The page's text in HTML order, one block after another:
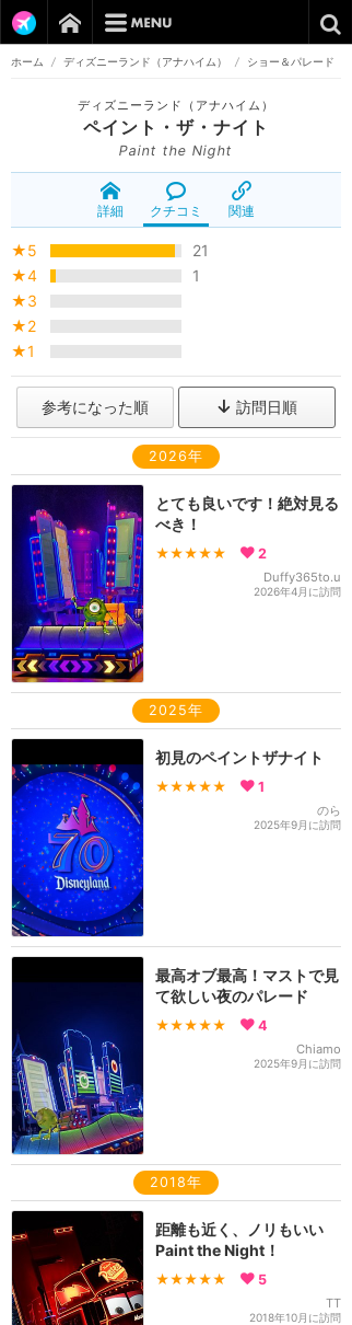
ホーム / ディズニーランド（アナハイム） / ショー＆パレード
ディズニーランド（アナハイム）
ペイント・ザ・ナイト
Paint the Night
詳細 クチコミ 関連
★5
21
★4
1
★3
★2
★1
参考になった順 訪問日順
2026年
とても良いです！絶対見る
べき！
★★★★★ 2
Duffy365to.u
2026年4月に訪問
2025年
初見のペイントザナイト
★★★★★ 1
のら
2025年9月に訪問
最高オブ最高！マストで見
て欲しい夜のパレード
★★★★★ 4
Chiamo
2025年9月に訪問
2018年
距離も近く、ノリもいい
Paint the Night！
★★★★★ 5
TT
2018年10月に訪問